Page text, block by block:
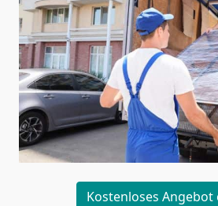
Kostenloses Angebot